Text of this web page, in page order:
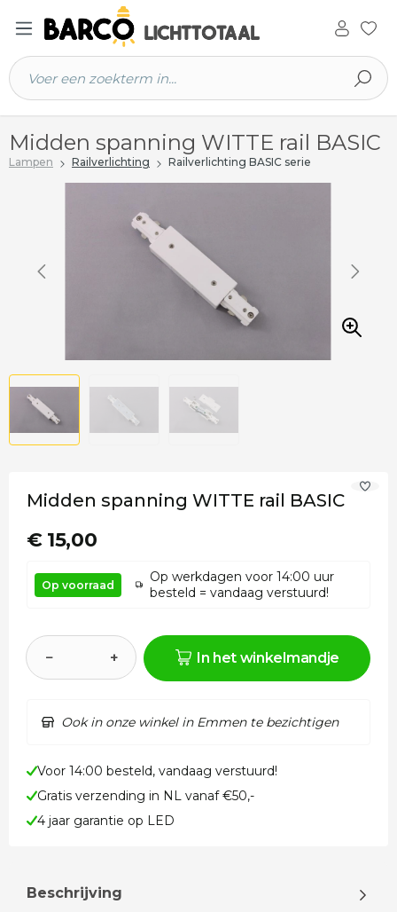
hoofdinhoud
Midden spanning WITTE rail BASIC
Lampen Railverlichting Railverlichting BASIC serie
Midden spanning WITTE rail BASIC
€ 15,00
Op voorraad
Op werkdagen voor 14:00 uur
besteld = vandaag verstuurd!
− + In het winkelmandje
Ook in onze winkel in Emmen te bezichtigen
Voor 14:00 besteld, vandaag verstuurd!
Gratis verzending in NL vanaf €50,-
4 jaar garantie op LED
Beschrijving